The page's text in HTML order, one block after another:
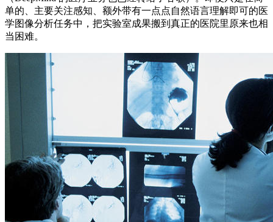
单的、主要关注感知、额外带有一点点自然语言理解即可的医
学图像分析任务中，把实验室成果搬到真正的医院里原来也相
当困难。